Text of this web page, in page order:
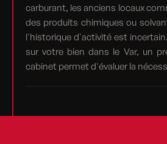
carburant, les anciens locaux
des produits chimiques ou
l'historique d'activité est
sur votre bien dans le Var, un
cabinet permet d'évaluer la